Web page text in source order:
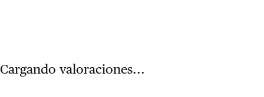
Cargando valoraciones...